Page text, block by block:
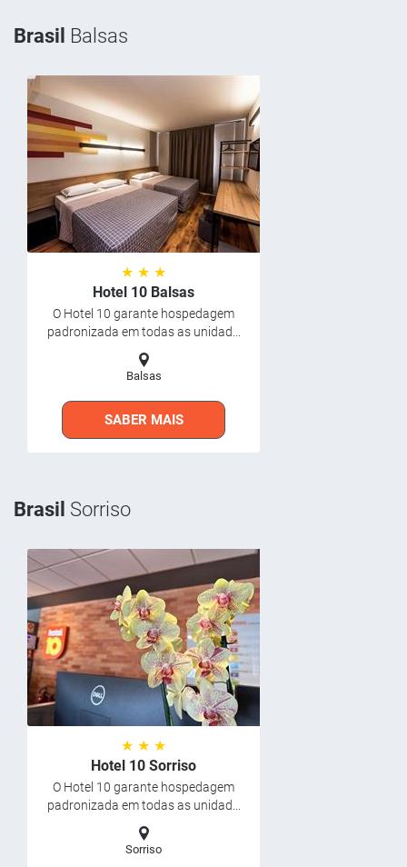
Brasil Balsas
★ ★ ★
Hotel 10 Balsas
O Hotel 10 garante hospedagem
padronizada em todas as unidad...
Balsas
SABER MAIS
Brasil Sorriso
★ ★ ★
Hotel 10 Sorriso
O Hotel 10 garante hospedagem
padronizada em todas as unidad...
Sorriso